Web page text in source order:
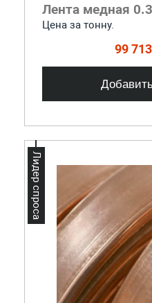
Лента медная
Цена за тонну.
99
Лидер спроса